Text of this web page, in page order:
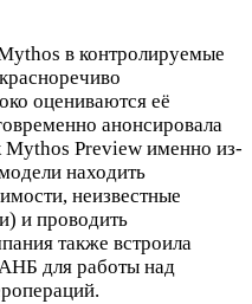
в контролируемые
оцениваются её
анонсировала
Mythos Preview именно из-
находить
неизвестные
и проводить
также встроила
для работы над